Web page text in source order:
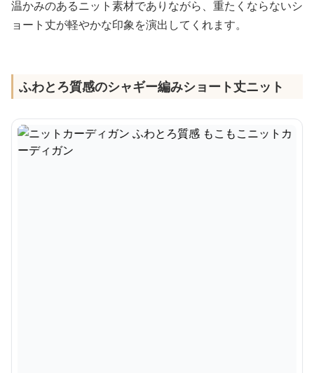
温かみのあるニット素材でありながら、重たくならないシ
ョート丈が軽やかな印象を演出してくれます。
ふわとろ質感のシャギー編みショート丈ニット